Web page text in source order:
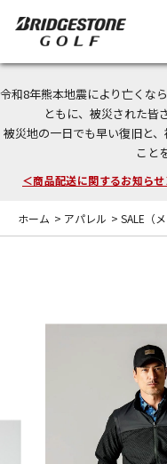
令和8年熊本地震により亡くな
ともに、被災された皆
被災地の一日でも早い復旧と
こと
＜夏季休暇中のご注文・発
今なら新規会員登録で1,000
＜商品配送に関するお知らせ
ホーム > アパレル > SALE（メ